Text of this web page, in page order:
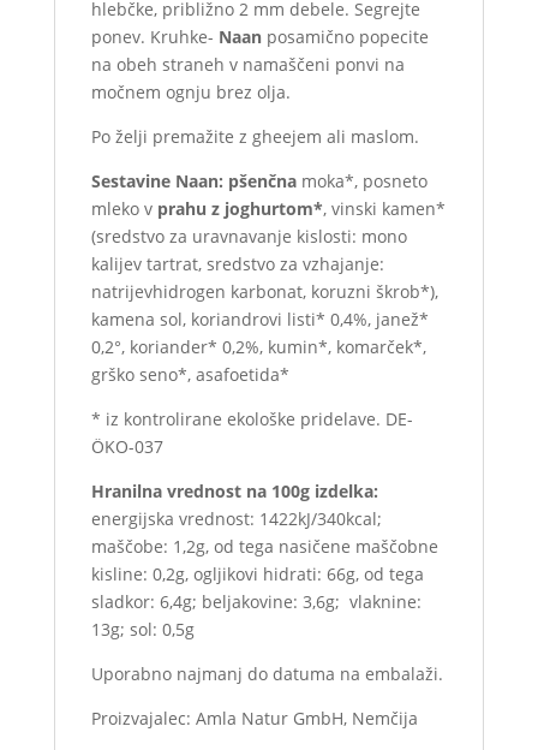
hlebčke, približno 2 mm debele. Segrejte
ponev. Kruhke- Naanposamično popecite
na obeh straneh v namaščeni ponvi na
močnem ognju brez olja.
Po želji premažite z gheejem ali maslom.
Sestavine Naan: pšenčnamoka*, posneto
mleko v prahu z joghurtom*, vinski kamen*
(sredstvo za uravnavanje kislosti: mono
kalijev tartrat, sredstvo za vzhajanje:
natrijevhidrogen karbonat, koruzni škrob*),
kamena sol, koriandrovi listi* 0,4%, janež*
0,2°, koriander* 0,2%, kumin*, komarček*,
grško seno*, asafoetida*
* iz kontrolirane ekološke pridelave. DE-
ÖKO-037
Hranilna vrednost na 100g izdelka:
energijska vrednost: 1422kJ/340kcal;
maščobe: 1,2g, od tega nasičene maščobne
kisline: 0,2g, ogljikovi hidrati: 66g, od tega
sladkor: 6,4g; beljakovine: 3,6g; vlaknine:
13g; sol: 0,5g
Uporabno najmanj do datuma na embalaži.
Proizvajalec: Amla Natur GmbH, Nemčija